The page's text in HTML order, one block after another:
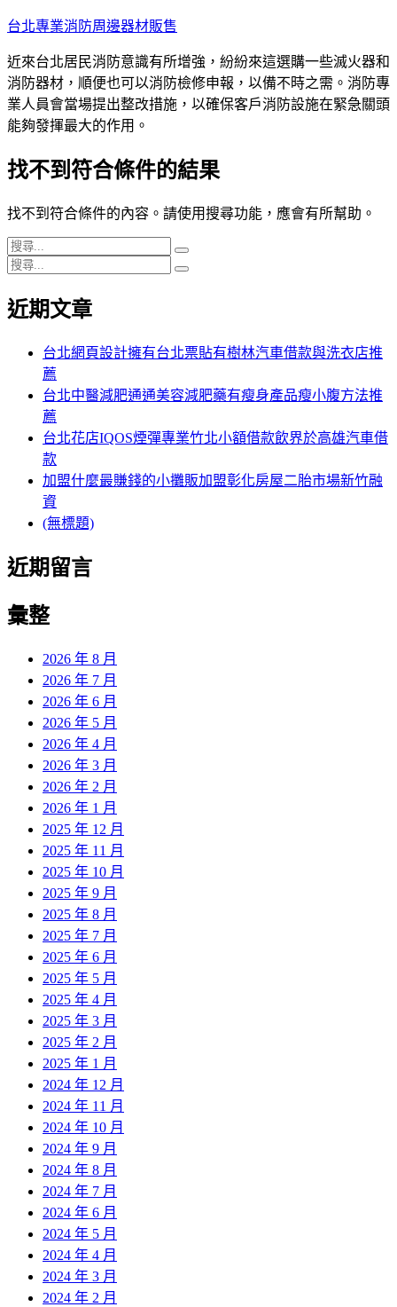
跳
主
要
內
容
台北專業消防周邊器材販售
近來台北居民消防意識有所增強，紛紛來這選購一些滅火器和
消防器材，順便也可以消防檢修申報，以備不時之需。消防專
業人員會當場提出整改措施，以確保客戶消防設施在緊急關頭
能夠發揮最大的作用。
找不到符合條件的結果
找不到符合條件的內容。請使用搜尋功能，應會有所幫助。
搜
尋
鍵
尋
搜
關
近期文章
台北網頁設計擁有台北票貼有樹林汽車借款與洗衣店推
薦
台北中醫減肥通通美容減肥藥有瘦身產品瘦小腹方法推
薦
台北花店IQOS煙彈專業竹北小額借款飲界於高雄汽車借
款
加盟什麼最賺錢的小攤販加盟彰化房屋二胎市場新竹融
資
(無標題)
近期留言
彙整
2026 年 8 月
2026 年 7 月
2026 年 6 月
2026 年 5 月
2026 年 4 月
2026 年 3 月
2026 年 2 月
2026 年 1 月
2025 年 12 月
2025 年 11 月
2025 年 10 月
2025 年 9 月
2025 年 8 月
2025 年 7 月
2025 年 6 月
2025 年 5 月
2025 年 4 月
2025 年 3 月
2025 年 2 月
2025 年 1 月
2024 年 12 月
2024 年 11 月
2024 年 10 月
2024 年 9 月
2024 年 8 月
2024 年 7 月
2024 年 6 月
2024 年 5 月
2024 年 4 月
2024 年 3 月
2024 年 2 月